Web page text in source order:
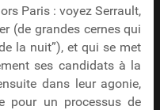
Paris : voyez Serrault,
(de grandes cernes qui
la nuit”), et qui se met
ses candidats à la
dans leur agonie,
pour un processus de